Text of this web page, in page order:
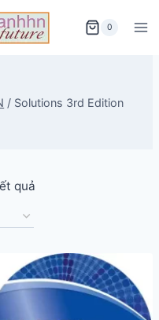
0
/ Solutions 3rd Edition
quảĐã
theo
mới